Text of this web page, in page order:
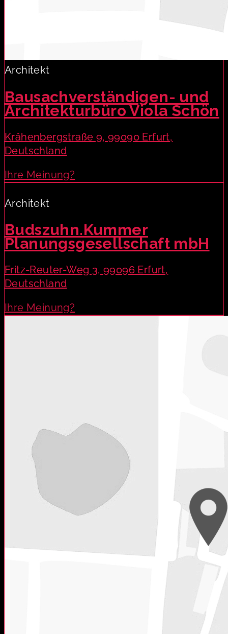
Architekt
Bausachverständigen- und
Architekturbüro Viola Schön
Krähenbergstraße 9, 99090 Erfurt,
Deutschland
Ihre Meinung?
Architekt
Budszuhn.Kummer
Planungsgesellschaft mbH
Fritz-Reuter-Weg 3, 99096 Erfurt,
Deutschland
Ihre Meinung?